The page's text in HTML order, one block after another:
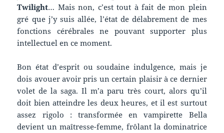
Twilight… Mais non, c’est tout à fait de mon plein
gré que j’y suis allée, l’état de délabrement de mes
fonctions cérébrales ne pouvant supporter plus
intellectuel en ce moment.
Bon état d’esprit ou soudaine indulgence, mais je
dois avouer avoir pris un certain plaisir à ce dernier
volet de la saga. Il m’a paru très court, alors qu’il
doit bien atteindre les deux heures, et il est surtout
assez rigolo : transformée en vampirette Bella
devient un maîtresse-femme, frôlant la dominatrice